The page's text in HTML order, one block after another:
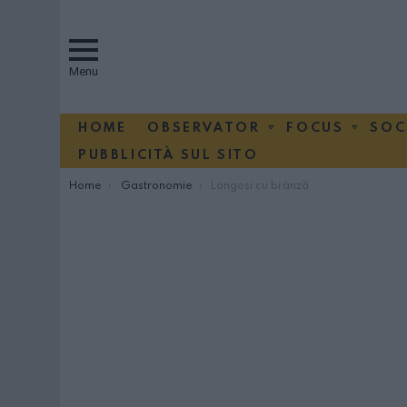
Menu
HOME OBSERVATOR FOCUS
PUBBLICITÀ SUL SITO
You are here:
Home Gastronomie Langoși cu brânză